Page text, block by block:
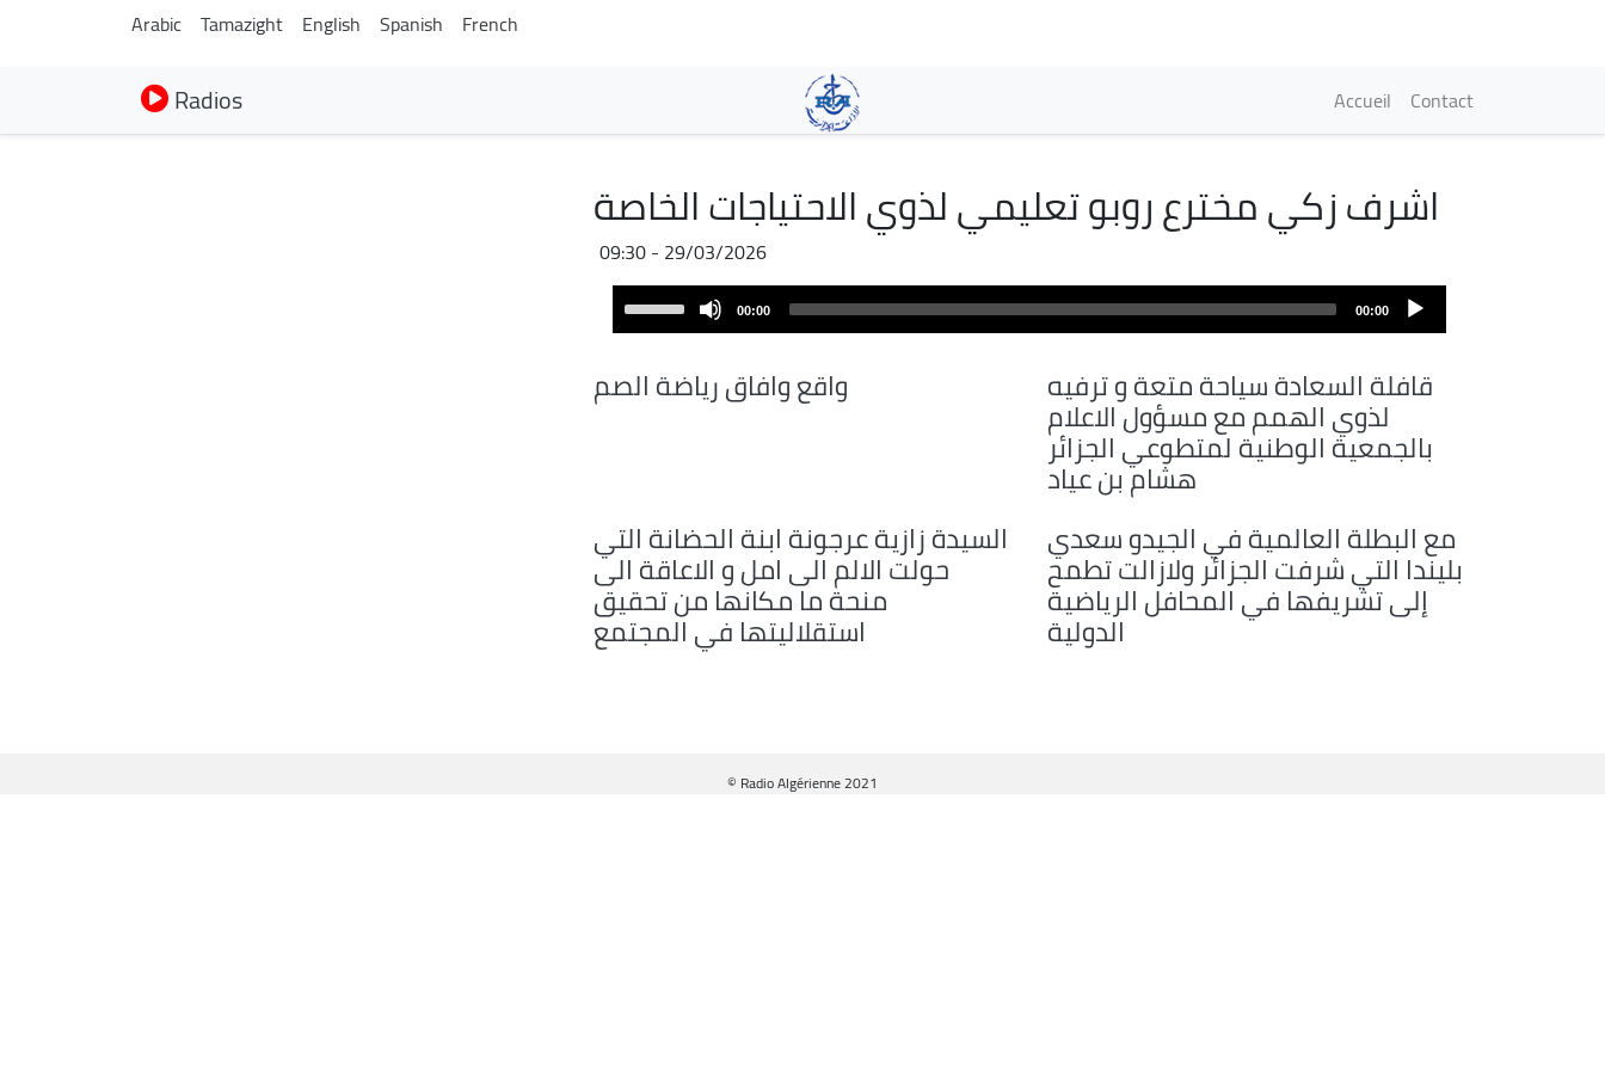
contenu
principal
Arabic Tamazight English Spanish French
Radios Navigation
Accueil Contact
اشرف زكي مخترع روبو تعليمي لذوي الاحتياجات الخاصة
29/03/2026 - 09:30
Fichier
audio
Player
00:00
00:00
keys
volume.
قافلة السعادة سياحة متعة و ترفيه
لذوي الهمم مع مسؤول الاعلام
بالجمعية الوطنية لمتطوعي الجزائر
هشام بن عياد
واقع وافاق رياضة الصم
مع البطلة العالمية في الجيدو سعدي
بليندا التي شرفت الجزائر ولازالت تطمح
إلى تشريفها في المحافل الرياضية
الدولية
السيدة زازية عرجونة ابنة الحضانة التي
حولت الالم الى امل و الاعاقة الى
منحة ما مكانها من تحقيق
استقلاليتها في المجتمع
© Radio Algérienne 2021